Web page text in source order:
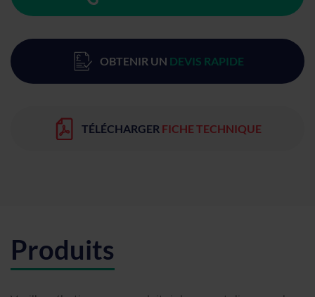
OBTENIR UN DEVIS RAPIDE
TÉLÉCHARGER FICHE TECHNIQUE
Produits